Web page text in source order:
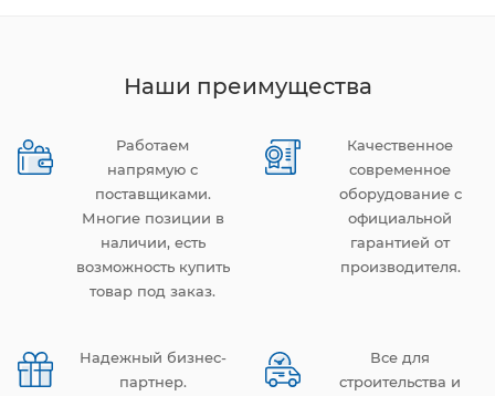
Наши преимущества
Работаем
напрямую с
поставщиками.
Многие позиции в
наличии, есть
возможность купить
товар под заказ.
Качественное
современное
оборудование с
официальной
гарантией от
производителя.
Надежный бизнес-
партнер.
Все для
строительства и